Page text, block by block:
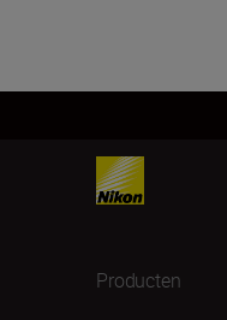
Producten